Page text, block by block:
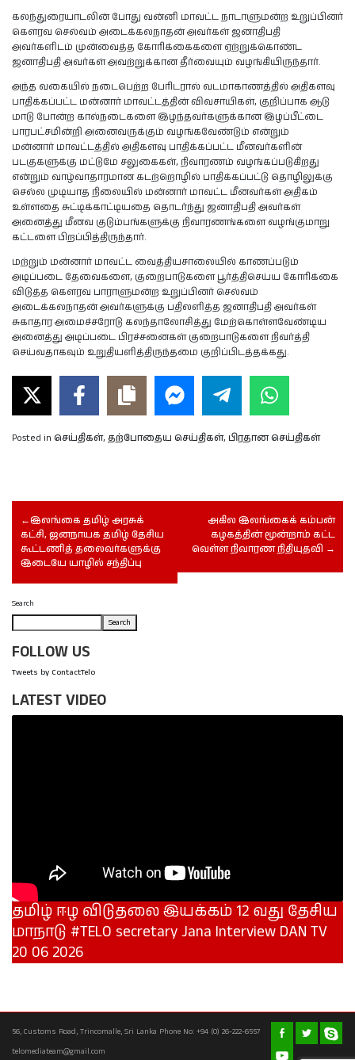
கலந்துரையாடலின் போது வன்னி மாவட்ட நாடாளுமன்ற உறுப்பினர்
கெளரவ செல்வம் அடைக்கலநாதன் அவர்கள் ஜனாதிபதி
அவர்களிடம் முன்வைத்த கோரிக்கைகளை ஏற்றுக்கொண்ட
ஜனாதிபதி அவர்கள் அவற்றுக்கான தீர்வையும் வழங்கியிருந்தார்.
அந்த வகையில் நடைபெற்ற பேரிடரால் வடமாகாணத்தில் அதிகளவு
பாதிக்கப்பட்ட மன்னார் மாவட்டத்தின் விவசாயிகள், குறிப்பாக ஆடு
மாடு போன்ற கால்நடைகளை இழந்தவர்களுக்கான இழப்பீட்டை
பாரபட்சமின்றி அனைவருக்கும் வழங்கவேண்டும் என்றும்
மன்னார் மாவட்டத்தில் அதிகளவு பாதிக்கப்பட்ட மீனவர்களின்
படகுகளுக்கு மட்டுமே சலுகைகள், நிவாரணம் வழங்கப்படுகிறது
என்றும் வாழ்வாதாரமான கடற்றொழில் பாதிக்கப்பட்டு தொழிலுக்கு
செல்ல முடியாத நிலையில் மன்னார் மாவட்ட மீனவர்கள் அதிகம்
உள்ளதை சுட்டிக்காட்டியதை தொடர்ந்து ஜனாதிபதி அவர்கள்
அனைத்து மீனவ குடும்பங்களுக்கு நிவாரணங்களை வழங்குமாறு
கட்டளை பிறப்பித்திருந்தார்.
மற்றும் மன்னார் மாவட்ட வைத்தியசாலையில் காணப்படும்
அடிப்படை தேவைகளை, குறைபாடுகளை பூர்த்திசெய்ய கோரிக்கை
விடுத்த கெளரவ பாராளுமன்ற உறுப்பினர் செல்வம்
அடைக்கலநாதன் அவர்களுக்கு பதிலளித்த ஜனாதிபதி அவர்கள்
சுகாதார அமைச்சரோடு கலந்தாலோசித்து மேற்கொள்ளவேண்டிய
அனைத்து அடிப்படை பிரச்சனைகள் குறைபாடுகளை நிவர்த்தி
செய்வதாகவும் உறுதியளித்திருந்தமை குறிப்பிடத்தக்கது.
Posted in செய்திகள், தற்போதைய செய்திகள், பிரதான செய்திகள்
இலங்கை தமிழ் அரசுக்
கட்சி, ஜனநாயக தமிழ் தேசிய
கூட்டணித் தலைவர்களுக்கு
இடையே யாழில் சந்திப்பு
அகில இலங்கைக் கம்பன்
கழகத்தின் மூன்றாம் கட்ட
வெள்ள நிவாரண நிதியுதவி
Search
Search
FOLLOW US
Tweets by ContactTelo
LATEST VIDEO
தமிழ் ஈழ விடுதலை இயக்கம் 12 வது தேசிய
மாநாடு #TELO secretary Jana Interview DAN TV
20 06 2026
56, Customs Road, Trincomalle, Sri Lanka Phone No: +94 (0) 26-222-6557
telomediateam@gmail.com